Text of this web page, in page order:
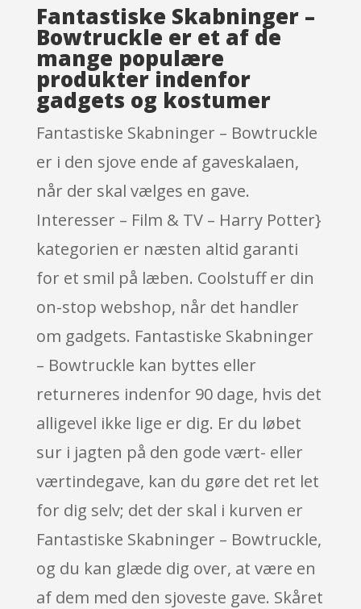
Fantastiske Skabninger –
Bowtruckle er et af de
mange populære
produkter indenfor
gadgets og kostumer
Fantastiske Skabninger – Bowtruckle
er i den sjove ende af gaveskalaen,
når der skal vælges en gave.
Interesser – Film & TV – Harry Potter}
kategorien er næsten altid garanti
for et smil på læben. Coolstuff er din
on-stop webshop, når det handler
om gadgets. Fantastiske Skabninger
– Bowtruckle kan byttes eller
returneres indenfor 90 dage, hvis det
alligevel ikke lige er dig. Er du løbet
sur i jagten på den gode vært- eller
værtindegave, kan du gøre det ret let
for dig selv; det der skal i kurven er
Fantastiske Skabninger – Bowtruckle,
og du kan glæde dig over, at være en
af dem med den sjoveste gave. Skåret